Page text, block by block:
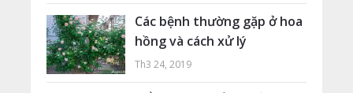
Các bệnh thường gặp ở hoa
hồng và cách xử lý
Th3 24, 2019